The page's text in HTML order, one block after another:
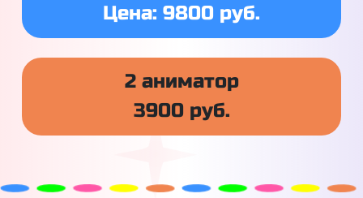
Цена: 9800 руб.
2 аниматор
3900 руб.